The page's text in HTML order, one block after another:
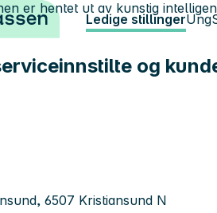
Ledige stillingerUng
og
6507 Kristiansund N
er hentet ut av kunstig